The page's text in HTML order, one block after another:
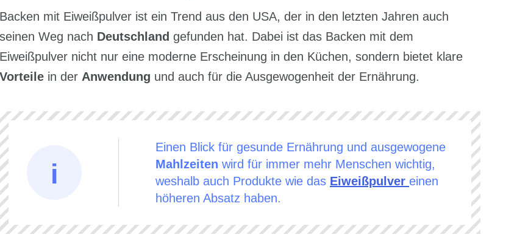
Backen mit Eiweißpulver ist ein Trend aus den USA, der in den letzten Jahren auch
seinen Weg nach Deutschland gefunden hat. Dabei ist das Backen mit dem
Eiweißpulver nicht nur eine moderne Erscheinung in den Küchen, sondern bietet klare
Vorteile in der Anwendung und auch für die Ausgewogenheit der Ernährung.
Einen Blick für gesunde Ernährung und ausgewogene
Mahlzeiten wird für immer mehr Menschen wichtig,
weshalb auch Produkte wie das Eiweißpulver einen
höheren Absatz haben.